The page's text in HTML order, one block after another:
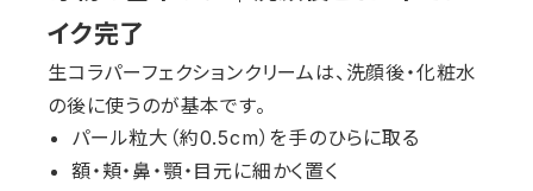
イク完了
生コラパーフェクションクリームは、洗顔後・化粧水
の後に使うのが基本です。
パール粒大（約0.5cm）を手のひらに取る
額・頬・鼻・顎・目元に細かく置く